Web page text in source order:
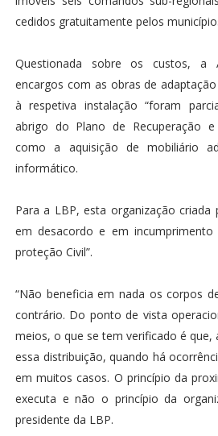
cedidos gratuitamente pelos
Questionada sobre os custos, a
encargos com as obras de
à respetiva instalação “foram
abrigo do Plano de Recuperação e
como a aquisição de mobiliário
informático.
Para a LBP, esta organização criada
em desacordo e em
proteção Civil”.
“Não beneficia em nada os corpos
contrário. Do ponto de vista
meios, o que se tem verificado é que,
essa distribuição, quando há
em muitos casos. O princípio da
executa e não o princípio da
presidente da LBP.